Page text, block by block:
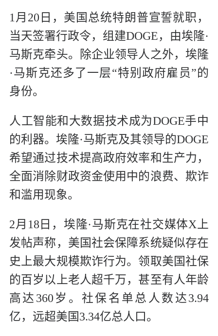
1月20日，美国总统特朗普宣誓就职，
当天签署行政令，组建DOGE，由埃隆·
马斯克牵头。除企业领导人之外，埃隆
·马斯克还多了一层“特别政府雇员”的
身份。
人工智能和大数据技术成为DOGE手中
的利器。埃隆·马斯克及其领导的DOGE
希望通过技术提高政府效率和生产力，
全面消除财政资金使用中的浪费、欺诈
和滥用现象。
2月18日，埃隆·马斯克在社交媒体X上
发帖声称，美国社会保障系统疑似存在
史上最大规模欺诈行为。领取美国社保
的百岁以上老人超千万，甚至有人年龄
高达360岁。社保名单总人数达3.94
亿，远超美国3.34亿总人口。